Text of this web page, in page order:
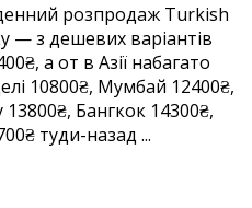
розпродаж Turkish
— з дешевих варіантів
а от в Азії набагато
10800₴, Мумбай 12400₴,
Бангкок 14300₴,
туди-назад ...